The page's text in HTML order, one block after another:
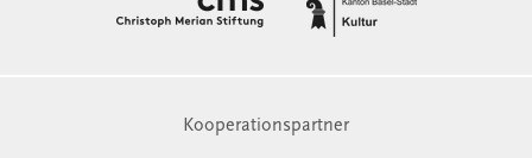
Kooperationspartner